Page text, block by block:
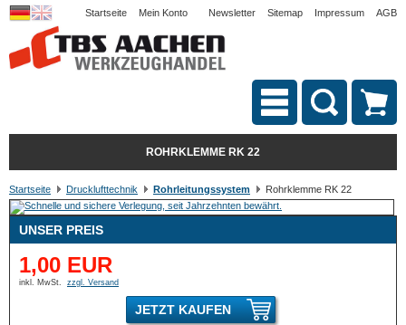
Startseite Mein Konto Newsletter Sitemap Impressum AGB
ROHRKLEMME RK 22
Startseite Drucklufttechnik Rohrleitungssystem Rohrklemme RK 22
UNSER PREIS
1,00 EUR
inkl. MwSt. zzgl. Versand
JETZT KAUFEN